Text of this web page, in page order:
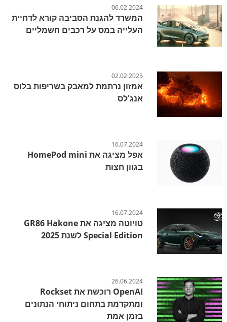
06.02.2024
המשרד להגנת הסביבה קורא לדחיית
העלייה במס על רכבים חשמליים
02.02.2025
אמזון נרתמת למאבק בשריפות בלוס
אנג'לס
16.07.2024
אפל מציגה את HomePod mini
בגוון חצות
16.07.2024
טויוטה מציגה את GR86 Hakone
Special Edition לשנת 2025
26.06.2024
OpenAI רוכשת את Rockset
ומתקדמת בתחום ניתוחי הנתונים
בזמן אמת